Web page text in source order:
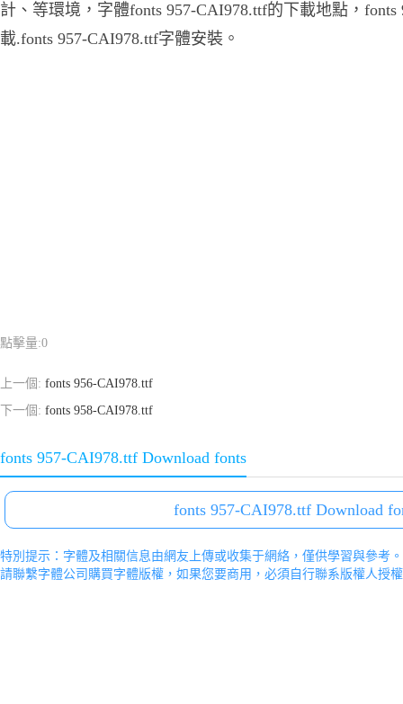
計、等環境，字體fonts 957-CAI978.ttf的下載地點，
載.fonts 957-CAI978.ttf字體安裝。
點擊量:0
上一個: fonts 956-CAI978.ttf
下一個: fonts 958-CAI978.ttf
fonts 957-CAI978.ttf Download fonts
fonts 957-CAI978.ttf Download
特別提示：字體及相關信息由網友上傳或收集于網絡，僅供學習與參考
請聯繫字體公司購買字體版權，如果您要商用，必須自行聯系版權人授